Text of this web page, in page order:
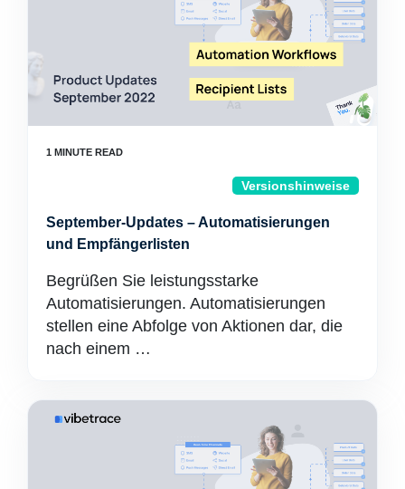
Versionshinweise
September-Updates – Automatisierungen
und Empfängerlisten
Begrüßen Sie leistungsstarke
Automatisierungen. Automatisierungen
stellen eine Abfolge von Aktionen dar, die
nach einem …